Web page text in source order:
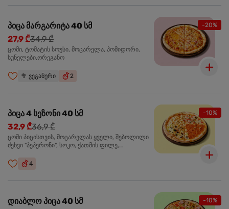
-20%
პიცა მარგარიტა 40 სმ
27,9 ₾34,9 ₾
ცომი, ტომატის სოუსი, მოცარელა, პომიდორი,
სუნელები,ორეგანო
🥦 ვეგანური 2
-10%
პიცა 4 სეზონი 40 სმ
32,9 ₾36,9 ₾
ცომი პიცისთვის, მოცარელას ყველი, შებოლილი
ძეხვი "პეპერონი", სოკო, ქათმის ფილე,
4
-10%
დიაბლო პიცა 40 სმ